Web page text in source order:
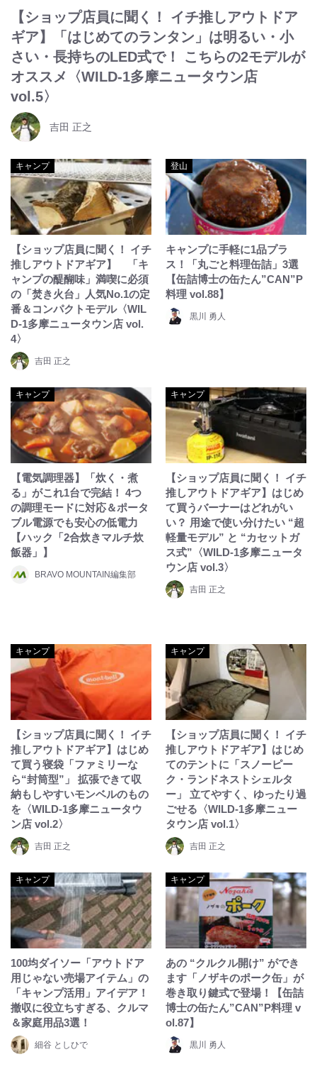
【ショップ店員に聞く！ イチ推しアウトドア
ギア】「はじめてのランタン」は明るい・小
さい・長持ちのLED式で！ こちらの2モデルが
オススメ〈WILD-1多摩ニュータウン店
vol.5〉
吉田 正之
キャンプ
【ショップ店員に聞く！ イチ
推しアウトドアギア】 「キ
ャンプの醍醐味」満喫に必須
の「焚き火台」人気No.1の定
番＆コンパクトモデル〈WIL
D-1多摩ニュータウン店 vol.
4〉
吉田 正之
登山
キャンプに手軽に1品プラ
ス！「丸ごと料理缶詰」3選
【缶詰博士の缶たん”CAN”P
料理 vol.88】
黒川 勇人
キャンプ
【電気調理器】「炊く・煮
る」がこれ1台で完結！ 4つ
の調理モードに対応＆ポータ
ブル電源でも安心の低電力
【ハック「2合炊きマルチ炊
飯器」】
BRAVO MOUNTAIN編集部
キャンプ
【ショップ店員に聞く！ イチ
推しアウトドアギア】はじめ
て買うバーナーはどれがい
い？ 用途で使い分けたい “超
軽量モデル” と “カセットガ
ス式”〈WILD-1多摩ニュータ
ウン店 vol.3〉
吉田 正之
キャンプ
【ショップ店員に聞く！ イチ
推しアウトドアギア】はじめ
て買う寝袋「ファミリーな
ら“封筒型”」 拡張できて収
納もしやすいモンベルのもの
を〈WILD-1多摩ニュータウ
ン店 vol.2〉
吉田 正之
キャンプ
【ショップ店員に聞く！ イチ
推しアウトドアギア】はじめ
てのテントに「スノーピー
ク・ランドネストシェルタ
ー」 立てやすく、ゆったり過
ごせる〈WILD-1多摩ニュー
タウン店 vol.1〉
吉田 正之
キャンプ
100均ダイソー「アウトドア
用じゃない売場アイテム」の
「キャンプ活用」アイデア！
撤収に役立ちすぎる、クルマ
＆家庭用品3選！
細谷 としひで
キャンプ
あの “クルクル開け” ができ
ます「ノザキのポーク缶」が
巻き取り鍵式で登場！【缶詰
博士の缶たん”CAN”P料理 v
ol.87】
黒川 勇人